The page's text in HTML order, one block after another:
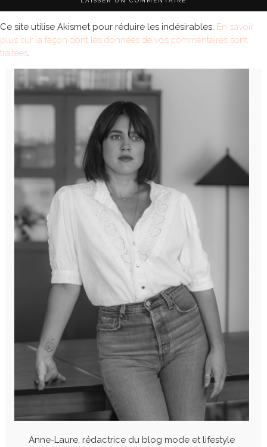
Ce site utilise Akismet pour réduire les indésirables. En savoir
plus sur la façon dont les données de vos commentaires sont
traitées.
Anne-Laure, rédactrice du blog mode et lifestyle